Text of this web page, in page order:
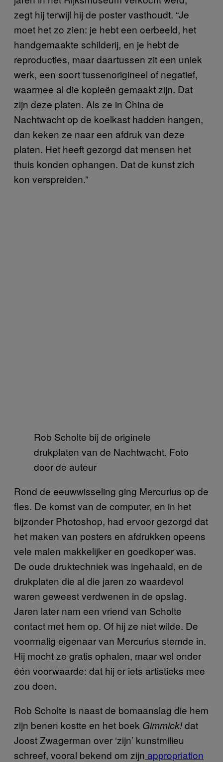
zegt hij terwijl hij de poster vasthoudt. “Je
moet het zo zien: je hebt een oerbeeld, het
handgemaakte schilderij, en je hebt de
reproducties, maar daartussen zit een uniek
werk, een soort tussenorigineel of negatief,
waarmee al die kopieën gemaakt zijn. Dat
zijn deze platen. Als ze in China de
Nachtwacht op de koelkast hadden hangen,
dan keken ze naar een afdruk van deze
platen. Het heeft gezorgd dat mensen het
thuis konden ophangen. Dat de kunst zich
kon verspreiden.”
Rob Scholte bij de originele
drukplaten van de Nachtwacht. Foto
door de auteur
Rond de eeuwwisseling ging Mercurius op de
fles. De komst van de computer, en in het
bijzonder Photoshop, had ervoor gezorgd dat
het maken van posters en afdrukken opeens
vele malen makkelijker en goedkoper was.
De oude druktechniek was ingehaald, en de
drukplaten die al die jaren zo waardevol
waren geweest verdwenen in de opslag.
Jaren later nam een vriend van Scholte
contact met hem op. Of hij ze niet wilde. De
voormalig eigenaar van Mercurius stemde in.
Hij mocht ze gratis ophalen, maar wel onder
één voorwaarde: dat hij er iets artistieks mee
zou doen.
Rob Scholte is naast de bomaanslag die hem
zijn benen kostte en het boek Gimmick!dat
Joost Zwagerman over ‘zijn’ kunstmilieu
schreef, vooral bekend om zijn appropriation